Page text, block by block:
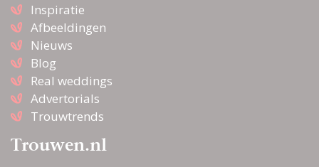
Inspiratie
Afbeeldingen
Nieuws
Blog
Real weddings
Advertorials
Trouwtrends
Trouwen.nl